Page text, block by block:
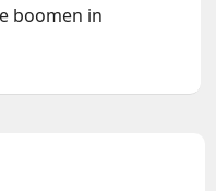
boomen in